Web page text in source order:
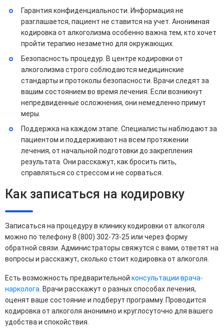
Гарантия конфиденциальности. Информация не
разглашается, пациент не ставится на учет. Анонимная
кодировка от алкоголизма особенно важна тем, кто хочет
пройти терапию незаметно для окружающих.
Безопасность процедур. В центре кодировки от
алкоголизма строго соблюдаются медицинские
стандарты и протоколы безопасности. Врачи следят за
вашим состоянием во время лечения. Если возникнут
непредвиденные осложнения, они немедленно примут
меры.
Поддержка на каждом этапе. Специалисты наблюдают за
пациентом и поддерживают на всем протяжении
лечения, от начальной подготовки до закрепления
результата. Они расскажут, как бросить пить,
справляться со стрессом и не сорваться.
Как записаться на кодировку
Записаться на процедуру в клинику кодировки от алкоголя
можно по телефону 8 (800) 302-73-25 или через форму
обратной связи. Администраторы свяжутся с вами, ответят на
вопросы и расскажут, сколько стоит кодировка от алкоголя.
Есть возможность предварительной консультации врача-
нарколога . Врачи расскажут о разных способах лечения,
оценят ваше состояние и подберут программу. Проводится
кодировка от алкоголя анонимно и круглосуточно для вашего
удобства и спокойствия.